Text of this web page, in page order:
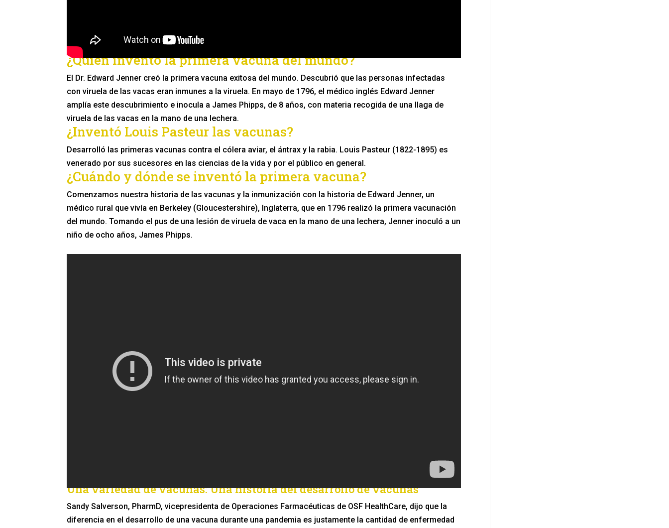
¿Quién inventó la primera vacuna del mundo?
El Dr. Edward Jenner creó la primera vacuna exitosa del mundo. Descubrió que las personas infectadas
con viruela de las vacas eran inmunes a la viruela. En mayo de 1796, el médico inglés Edward Jenner
amplía este descubrimiento e inocula a James Phipps, de 8 años, con materia recogida de una llaga de
viruela de las vacas en la mano de una lechera.
¿Inventó Louis Pasteur las vacunas?
Desarrolló las primeras vacunas contra el cólera aviar, el ántrax y la rabia. Louis Pasteur (1822-1895) es
venerado por sus sucesores en las ciencias de la vida y por el público en general.
¿Cuándo y dónde se inventó la primera vacuna?
Comenzamos nuestra historia de las vacunas y la inmunización con la historia de Edward Jenner, un
médico rural que vivía en Berkeley (Gloucestershire), Inglaterra, que en 1796 realizó la primera vacunación
del mundo. Tomando el pus de una lesión de viruela de vaca en la mano de una lechera, Jenner inoculó a un
niño de ocho años, James Phipps.
Una variedad de vacunas: Una historia del desarrollo de vacunas
Sandy Salverson, PharmD, vicepresidenta de Operaciones Farmacéuticas de OSF HealthCare, dijo que la
diferencia en el desarrollo de una vacuna durante una pandemia es justamente la cantidad de enfermedad